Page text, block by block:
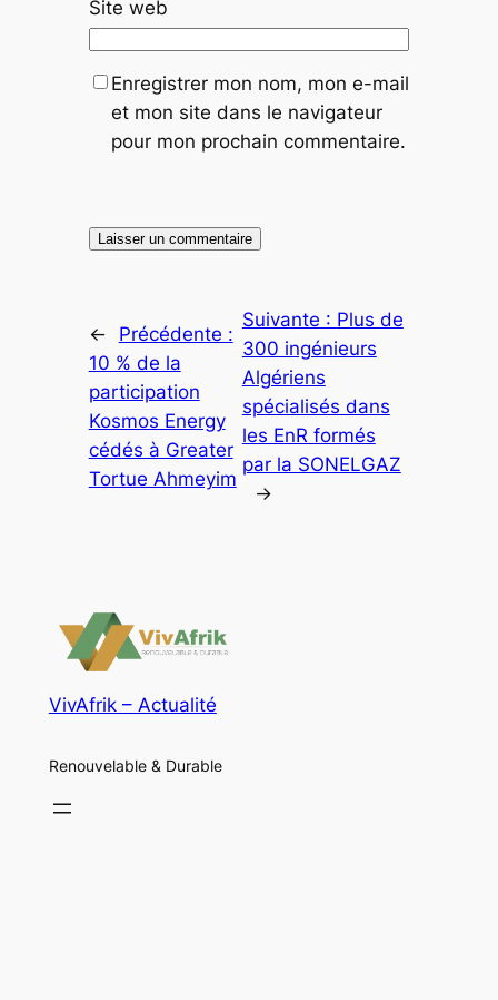
Site web
Enregistrer mon nom, mon e-mail
et mon site dans le navigateur
pour mon prochain commentaire.
←
Précédente :
10 % de la
participation
Kosmos Energy
cédés à Greater
Tortue Ahmeyim
Suivante : Plus de
300 ingénieurs
Algériens
spécialisés dans
les EnR formés
par la SONELGAZ
→
VivAfrik – Actualité
Renouvelable & Durable